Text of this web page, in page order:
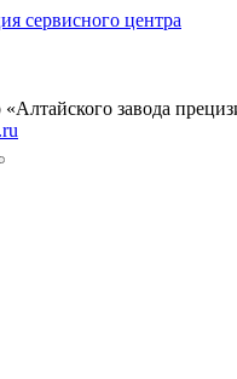
сервисного центра
завода